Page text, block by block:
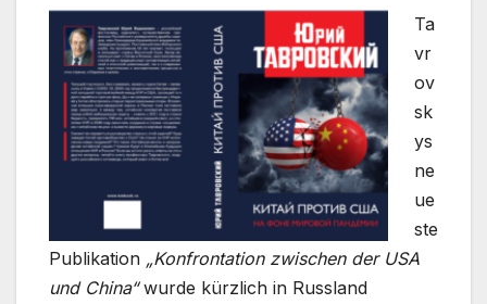
Ta
vr
ov
sk
ys
ne
ue
ste
Publikation „Konfrontation zwischen der USA
und China“wurde kürzlich in Russland